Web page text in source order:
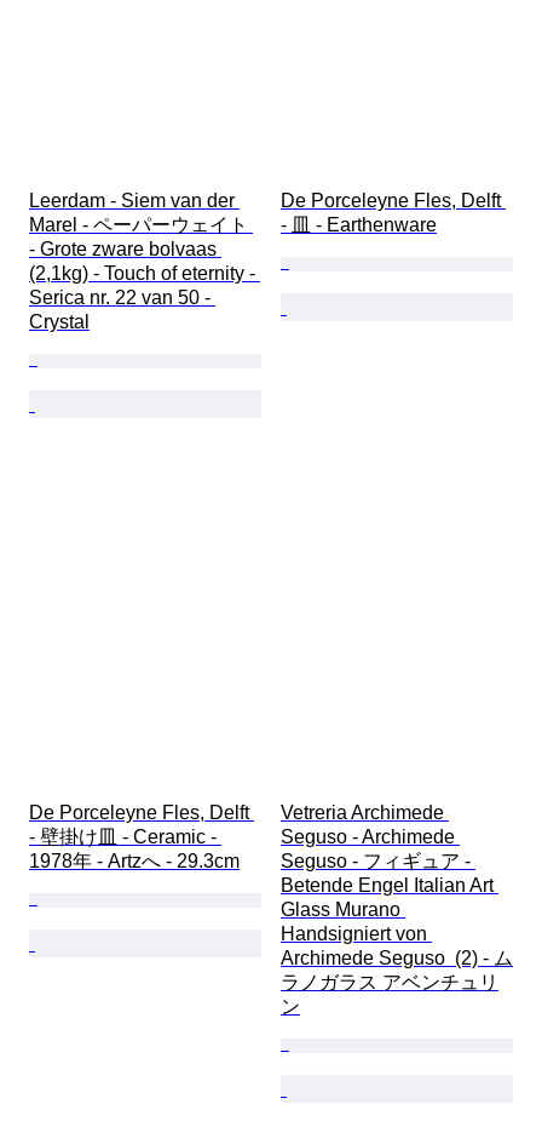
Leerdam - Siem van der
Marel - ペーパーウェイト
- Grote zware bolvaas
(2,1kg) - Touch of eternity -
Serica nr. 22 van 50 -
Crystal
De Porceleyne Fles, Delft
- 皿 - Earthenware
De Porceleyne Fles, Delft
- 壁掛け皿 - Ceramic -
1978年 - Artzへ - 29.3cm
Vetreria Archimede
Seguso - Archimede
Seguso - フィギュア -
Betende Engel Italian Art
Glass Murano
Handsigniert von
Archimede Seguso  (2) - ム
ラノガラス アベンチュリ
ン